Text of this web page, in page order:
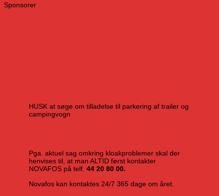
Sponsorer
HUSK at søge om tilladelse til parkering af trailer og
campingvogn
Pga. aktuel sag omkring kloakproblemer skal der
henvises til, at man ALTID først kontakter
NOVAFOS på telf. 44 20 80 00.
Novafos kan kontaktes 24/7 365 dage om året.